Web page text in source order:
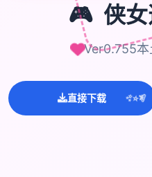
🎮 侠
Ver0.755本
直接下载 ✨⭐💫